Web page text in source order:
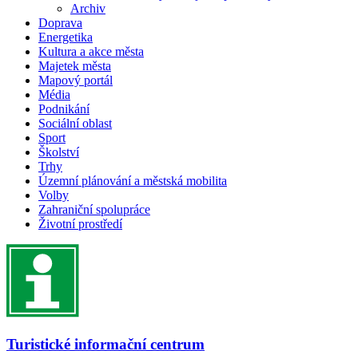
Archiv
Doprava
Energetika
Kultura a akce města
Majetek města
Mapový portál
Média
Podnikání
Sociální oblast
Sport
Školství
Trhy
Územní plánování a městská mobilita
Volby
Zahraniční spolupráce
Životní prostředí
Turistické informační centrum